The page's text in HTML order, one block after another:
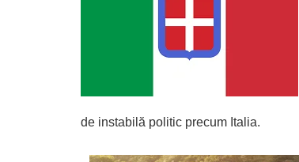
de instabilă politic precum Italia.